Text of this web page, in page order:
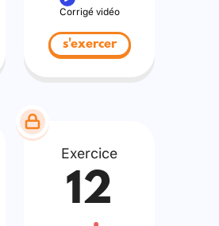
Corrigé vidéo
s'exercer
Exercice
12